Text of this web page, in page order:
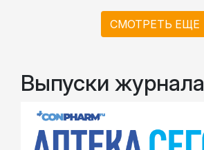
СМОТРЕТЬ ЕЩЕ
Выпуски журнала